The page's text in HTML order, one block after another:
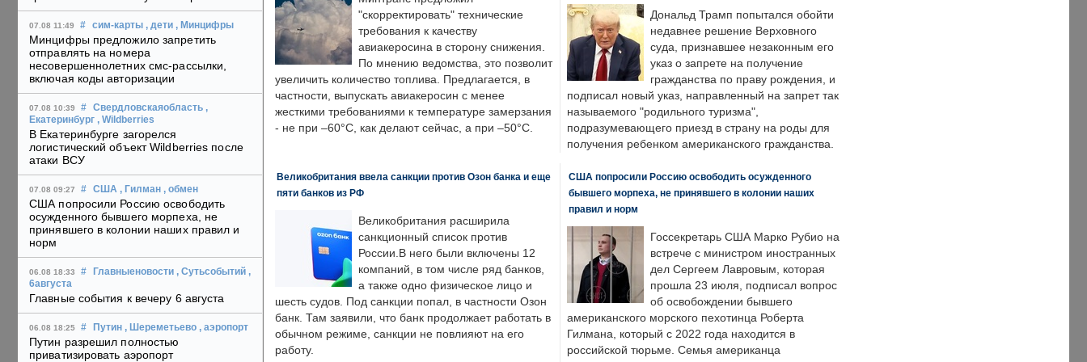
07.08 11:49 # сим-карты , дети , Минцифры
Минцифры предложило запретить
отправлять на номера
несовершеннолетних смс-рассылки,
включая коды авторизации
07.08 10:39 # Свердловскаяобласть ,
Екатеринбург , Wildberries
В Екатеринбурге загорелся
логистический объект Wildberries после
атаки ВСУ
07.08 09:27 # США , Гилман , обмен
США попросили Россию освободить
осужденного бывшего морпеха, не
принявшего в колонии наших правил и
норм
06.08 18:33 # Главныеновости , Сутьсобытий ,
6августа
Главные события к вечеру 6 августа
06.08 18:25 # Путин , Шереметьево , аэропорт
Путин разрешил полностью
приватизировать аэропорт
"скорректировать" технические
требования к качеству
авиакеросина в сторону снижения.
По мнению ведомства, это позволит
увеличить количество топлива. Предлагается, в
частности, выпускать авиакеросин с менее
жесткими требованиями к температуре замерзания
- не при –60°C, как делают сейчас, а при –50°C.
Дональд Трамп попытался обойти
недавнее решение Верховного
суда, признавшее незаконным его
указ о запрете на получение
гражданства по праву рождения, и
подписал новый указ, направленный на запрет так
называемого "родильного туризма",
подразумевающего приезд в страну на роды для
получения ребенком американского гражданства.
Великобритания ввела санкции против Озон банка и еще
пяти банков из РФ
Великобритания расширила
санкционный список против
России.В него были включены 12
компаний, в том числе ряд банков,
а также одно физическое лицо и
шесть судов. Под санкции попал, в частности Озон
банк. Там заявили, что банк продолжает работать в
обычном режиме, санкции не повлияют на его
работу.
США попросили Россию освободить осужденного
бывшего морпеха, не принявшего в колонии наших
правил и норм
Госсекретарь США Марко Рубио на
встрече с министром иностранных
дел Сергеем Лавровым, которая
прошла 23 июля, подписал вопрос
об освобождении бывшего
американского морского пехотинца Роберта
Гилмана, который с 2022 года находится в
российской тюрьме. Семья американца